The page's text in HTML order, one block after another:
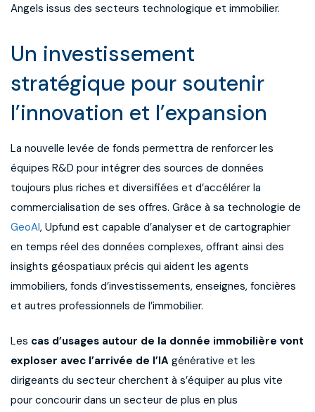
Angels issus des secteurs technologique et immobilier.
Un investissement
stratégique pour soutenir
l’innovation et l’expansion
La nouvelle levée de fonds permettra de renforcer les
équipes R&D pour intégrer des sources de données
toujours plus riches et diversifiées et d’accélérer la
commercialisation de ses offres. Grâce à sa technologie de
GeoAI, Upfund est capable d’analyser et de cartographier
en temps réel des données complexes, offrant ainsi des
insights géospatiaux précis qui aident les agents
immobiliers, fonds d’investissements, enseignes, foncières
et autres professionnels de l’immobilier.
Les cas d’usages autour de la donnée immobilière vont
exploser avec l’arrivée de l’IA générative et les
dirigeants du secteur cherchent à s’équiper au plus vite
pour concourir dans un secteur de plus en plus